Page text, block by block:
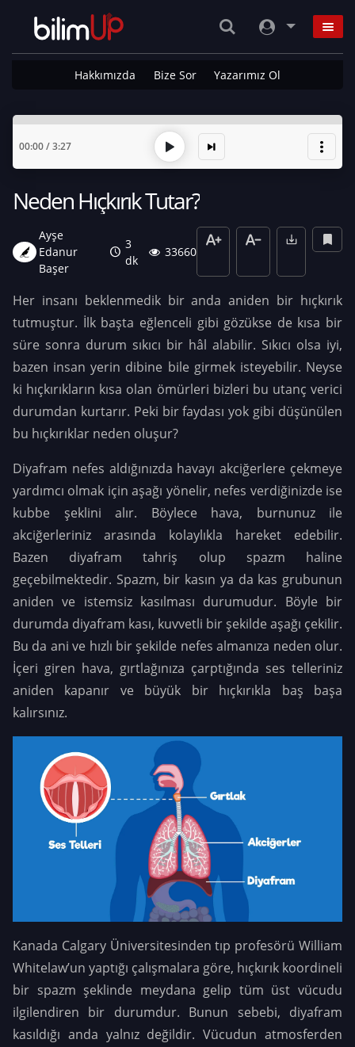
Hakkımızda Bize Sor Yazarımız Ol
00:00/3:27
Neden Hıçkırık Tutar?
Ayşe
Edanur
Başer
3
dk
33660
Her insanı beklenmedik bir anda aniden bir hıçkırık
tutmuştur. İlk başta eğlenceli gibi gözükse de kısa bir
süre sonra durum sıkıcı bir hâl alabilir. Sıkıcı olsa iyi,
bazen insan yerin dibine bile girmek isteyebilir. Neyse
ki hıçkırıkların kısa olan ömürleri bizleri bu utanç verici
durumdan kurtarır. Peki bir faydası yok gibi düşünülen
bu hıçkırıklar neden oluşur?
Diyafram nefes aldığınızda havayı akciğerlere çekmeye
yardımcı olmak için aşağı yönelir, nefes verdiğinizde ise
kubbe şeklini alır. Böylece hava, burnunuz ile
akciğerleriniz arasında kolaylıkla hareket edebilir.
Bazen diyafram tahriş olup spazm haline
geçebilmektedir. Spazm, bir kasın ya da kas grubunun
aniden ve istemsiz kasılması durumudur. Böyle bir
durumda diyafram kası, kuvvetli bir şekilde aşağı çekilir.
Bu da ani ve hızlı bir şekilde nefes almanıza neden olur.
İçeri giren hava, gırtlağınıza çarptığında ses telleriniz
aniden kapanır ve büyük bir hıçkırıkla baş başa
kalırsınız.
Kanada Calgary Üniversitesinden tıp profesörü William
Whitelaw’un yaptığı çalışmalara göre, hıçkırık koordineli
bir spazm şeklinde meydana gelip tüm üst vücudu
ilgilendiren bir durumdur. Bunun sebebi, diyafram
kasıldığı anda yalnız değildir. Vücudun atmosferden